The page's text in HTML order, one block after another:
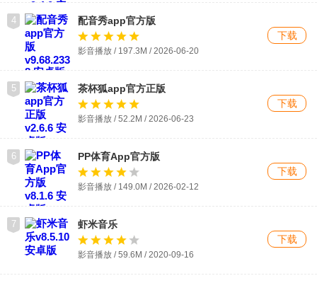
4 配音秀app官方版
影音播放 / 197.3M / 2026-06-20
下载
5 茶杯狐app官方正版
影音播放 / 52.2M / 2026-06-23
下载
6 PP体育App官方版
影音播放 / 149.0M / 2026-02-12
下载
7 虾米音乐
影音播放 / 59.6M / 2020-09-16
下载